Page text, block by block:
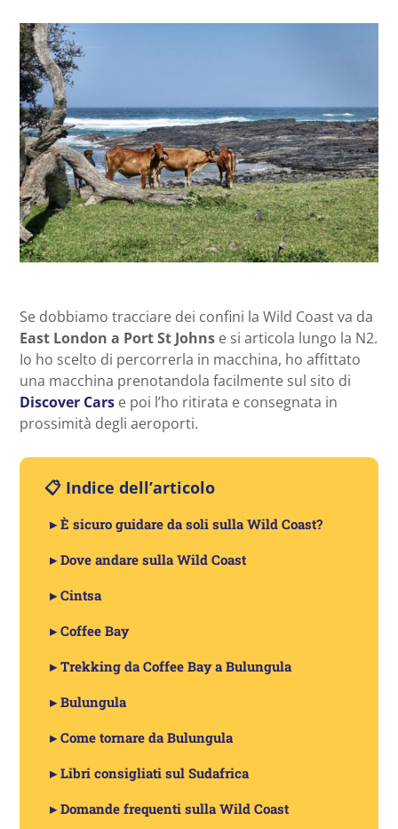
Se dobbiamo tracciare dei confini la Wild Coast va da
East London a Port St Johns e si articola lungo la N2.
Io ho scelto di percorrerla in macchina, ho affittato
una macchina prenotandola facilmente sul sito di
Discover Cars e poi l’ho ritirata e consegnata in
prossimità degli aeroporti.
📋 Indice dell’articolo
▸ È sicuro guidare da soli sulla Wild Coast?
▸ Dove andare sulla Wild Coast
▸ Cintsa
▸ Coffee Bay
▸ Trekking da Coffee Bay a Bulungula
▸ Bulungula
▸ Come tornare da Bulungula
▸ Libri consigliati sul Sudafrica
▸ Domande frequenti sulla Wild Coast